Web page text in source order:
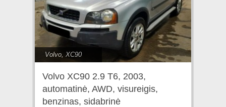
Volvo, XC90
Volvo XC90 2.9 T6, 2003,
automatinė, AWD, visureigis,
benzinas, sidabrinė